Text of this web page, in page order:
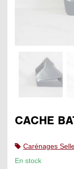
CACHE
Carénages
En stock